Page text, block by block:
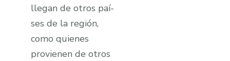
llegan de otros paí­
ses de la región,
como quienes
provienen de otros